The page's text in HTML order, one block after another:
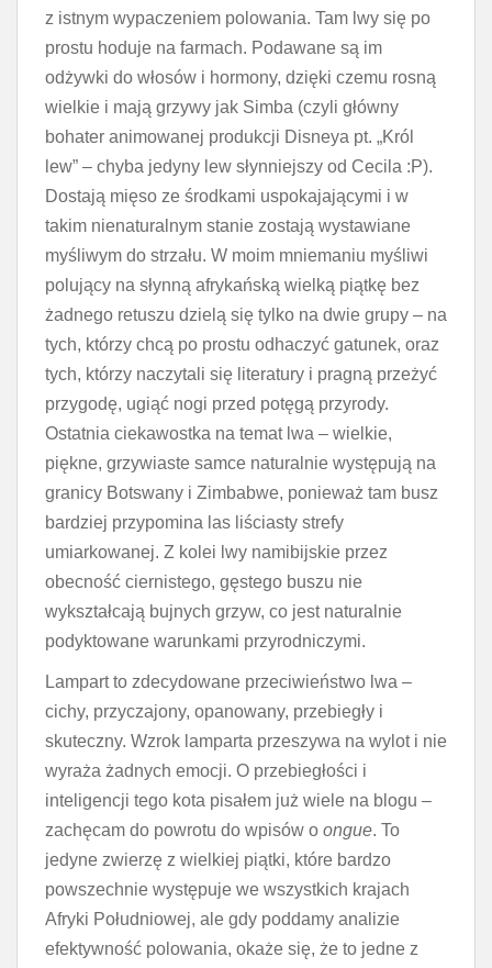
z istnym wypaczeniem polowania. Tam lwy się po
prostu hoduje na farmach. Podawane są im
odżywki do włosów i hormony, dzięki czemu rosną
wielkie i mają grzywy jak Simba (czyli główny
bohater animowanej produkcji Disneya pt. „Król
lew” – chyba jedyny lew słynniejszy od Cecila :P).
Dostają mięso ze środkami uspokajającymi i w
takim nienaturalnym stanie zostają wystawiane
myśliwym do strzału. W moim mniemaniu myśliwi
polujący na słynną afrykańską wielką piątkę bez
żadnego retuszu dzielą się tylko na dwie grupy – na
tych, którzy chcą po prostu odhaczyć gatunek, oraz
tych, którzy naczytali się literatury i pragną przeżyć
przygodę, ugiąć nogi przed potęgą przyrody.
Ostatnia ciekawostka na temat lwa – wielkie,
piękne, grzywiaste samce naturalnie występują na
granicy Botswany i Zimbabwe, ponieważ tam busz
bardziej przypomina las liściasty strefy
umiarkowanej. Z kolei lwy namibijskie przez
obecność ciernistego, gęstego buszu nie
wykształcają bujnych grzyw, co jest naturalnie
podyktowane warunkami przyrodniczymi.
Lampart to zdecydowane przeciwieństwo lwa –
cichy, przyczajony, opanowany, przebiegły i
skuteczny. Wzrok lamparta przeszywa na wylot i nie
wyraża żadnych emocji. O przebiegłości i
inteligencji tego kota pisałem już wiele na blogu –
zachęcam do powrotu do wpisów o ongue. To
jedyne zwierzę z wielkiej piątki, które bardzo
powszechnie występuje we wszystkich krajach
Afryki Południowej, ale gdy poddamy analizie
efektywność polowania, okaże się, że to jedne z